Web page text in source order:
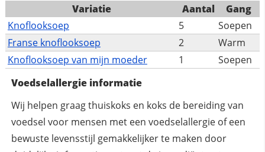
Variatie
Aantal
Gang
Knoflooksoep
5
Soepen
Franse knoflooksoep
2
Warm
Knoflooksoep van mijn moeder
1
Soepen
Voedselallergie informatie
Wij helpen graag thuiskoks en koks de bereiding van
voedsel voor mensen met een voedselallergie of een
bewuste levensstijl gemakkelijker te maken door